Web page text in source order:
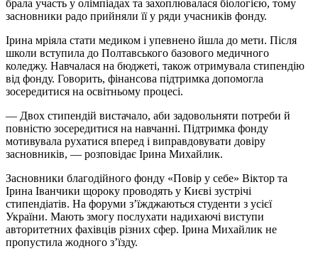
брала участь у олімпіадах та захоплювалася біологією, тому
засновники радо прийняли її у ряди учасників фонду.
Ірина мріяла стати медиком і упевнено йшла до мети. Після
школи вступила до Полтавського базового медичного
коледжу. Навчалася на бюджеті, також отримувала стипендію
від фонду. Говорить, фінансова підтримка допомогла
зосередитися на освітньому процесі.
— Двох стипендій вистачало, аби задовольняти потреби й
повністю зосередитися на навчанні. Підтримка фонду
мотивувала рухатися вперед і виправдовувати довіру
засновників, — розповідає Ірина Михайлик.
Засновники благодійного фонду «Повір у себе» Віктор та
Ірина Іванчики щороку проводять у Києві зустрічі
стипендіатів. На форуми з’їжджаються студенти з усієї
України. Мають змогу послухати надихаючі виступи
авторитетних фахівців різних сфер. Ірина Михайлик не
пропустила жодного з’їзду.